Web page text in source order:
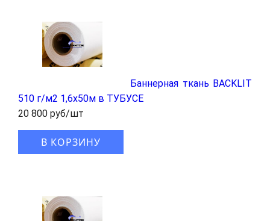
Баннерная ткань BACKLIT
510 г/м2 1,6x50м в ТУБУСЕ
20 800 руб/шт
В КОРЗИНУ